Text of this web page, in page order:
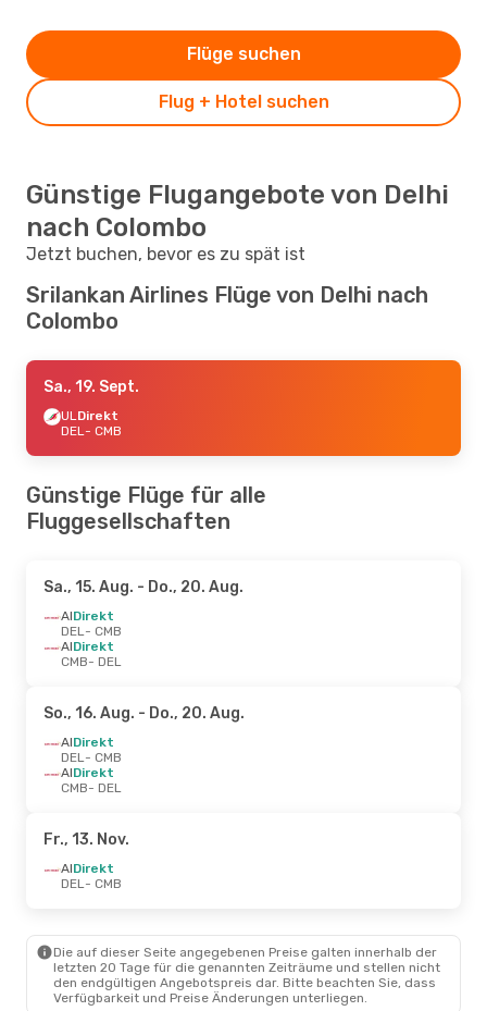
Flug + Hotel suchen
Flüge suchen
Günstige Flugangebote von Delhi
nach Colombo
Jetzt buchen, bevor es zu spät ist
Srilankan Airlines Flüge von Delhi nach
Colombo
Sa., 19. Sept.
ULDirekt
DEL- CMB
Günstige Flüge für alle
Fluggesellschaften
Sa., 15. Aug. - Do., 20. Aug.
AIDirekt
DEL- CMB
AIDirekt
CMB- DEL
So., 16. Aug. - Do., 20. Aug.
AIDirekt
DEL- CMB
AIDirekt
CMB- DEL
Fr., 13. Nov.
AIDirekt
DEL- CMB
Die auf dieser Seite angegebenen Preise galten innerhalb der
letzten 20 Tage für die genannten Zeiträume und stellen nicht
den endgültigen Angebotspreis dar. Bitte beachten Sie, dass
Verfügbarkeit und Preise Änderungen unterliegen.